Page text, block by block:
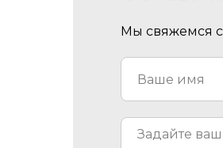
Мы свяжемся